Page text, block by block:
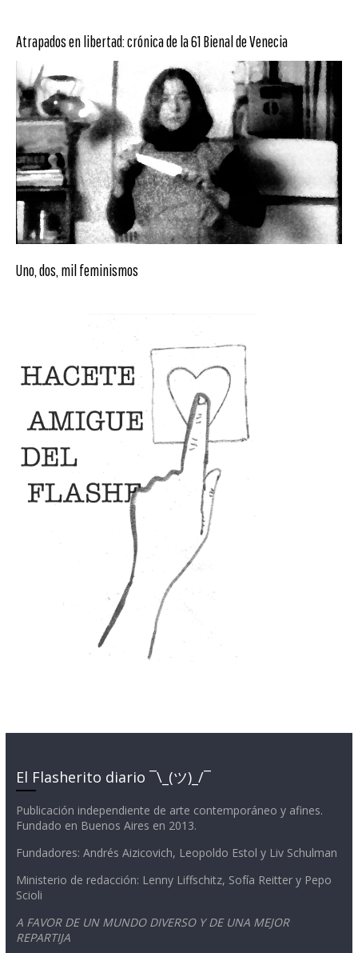
Atrapados en libertad: crónica de la 61 Bienal de Venecia
Uno, dos, mil feminismos
El Flasherito diario ¯\_(ツ)_/¯
Publicación independiente de arte contemporáneo y afines.
Fundado en Buenos Aires en 2013.
Fundadores: Andrés Aizicovich, Leopoldo Estol y Liv Schulman
Ministerio de redacción: Lenny Liffschitz, Sofía Reitter y Pepo
Scioli
A FAVOR DE UN MUNDO DIVERSO Y DE UNA MEJOR
REPARTIJA